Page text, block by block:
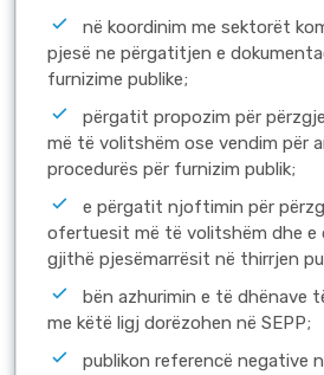
në koordinim me sektorët
pjesë ne përgatitjen e
furnizime publike;
përgatit propozim për
më të volitshëm ose vendim për
procedurës për furnizim publik;
e përgatit njoftimin për
ofertuesit më të volitshëm dhe e
gjithë pjesëmarrësit në thirrjen
bën azhurimin e të dhënave
me këtë ligj dorëzohen në SEPP;
publikon referencë negative